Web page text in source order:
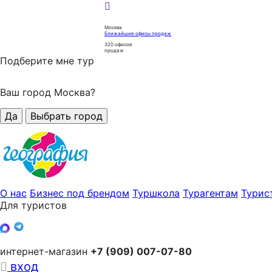
Москва
Ближайшие офисы продаж
320 офисов
продаж
Подберите мне тур
Ваш город Москва?
Да
Выбрать город
О нас Бизнес под брендом Туршкола Турагентам
Для туристов
интернет-магазин +7 (909) 007-07-80
вход